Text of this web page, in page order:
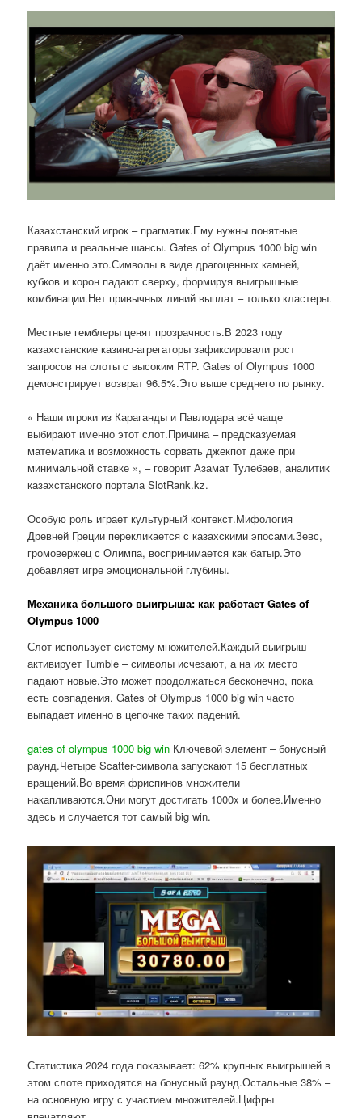
Казахстанский игрок – прагматик.Ему нужны понятные
правила и реальные шансы. Gates of Olympus 1000 big win
даёт именно это.Символы в виде драгоценных камней,
кубков и корон падают сверху, формируя выигрышные
комбинации.Нет привычных линий выплат – только кластеры.
Местные гемблеры ценят прозрачность.В 2023 году
казахстанские казино-агрегаторы зафиксировали рост
запросов на слоты с высоким RTP. Gates of Olympus 1000
демонстрирует возврат 96.5%.Это выше среднего по рынку.
« Наши игроки из Караганды и Павлодара всё чаще
выбирают именно этот слот.Причина – предсказуемая
математика и возможность сорвать джекпот даже при
минимальной ставке », – говорит Азамат Тулебаев, аналитик
казахстанского портала SlotRank.kz.
Особую роль играет культурный контекст.Мифология
Древней Греции перекликается с казахскими эпосами.Зевс,
громовержец с Олимпа, воспринимается как батыр.Это
добавляет игре эмоциональной глубины.
Механика большого выигрыша: как работает Gates of
Olympus 1000
Слот использует систему множителей.Каждый выигрыш
активирует Tumble – символы исчезают, а на их место
падают новые.Это может продолжаться бесконечно, пока
есть совпадения. Gates of Olympus 1000 big win часто
выпадает именно в цепочке таких падений.
gates of olympus 1000 big win Ключевой элемент – бонусный
раунд.Четыре Scatter-символа запускают 15 бесплатных
вращений.Во время фриспинов множители
накапливаются.Они могут достигать 1000x и более.Именно
здесь и случается тот самый big win.
Статистика 2024 года показывает: 62% крупных выигрышей в
этом слоте приходятся на бонусный раунд.Остальные 38% –
на основную игру с участием множителей.Цифры